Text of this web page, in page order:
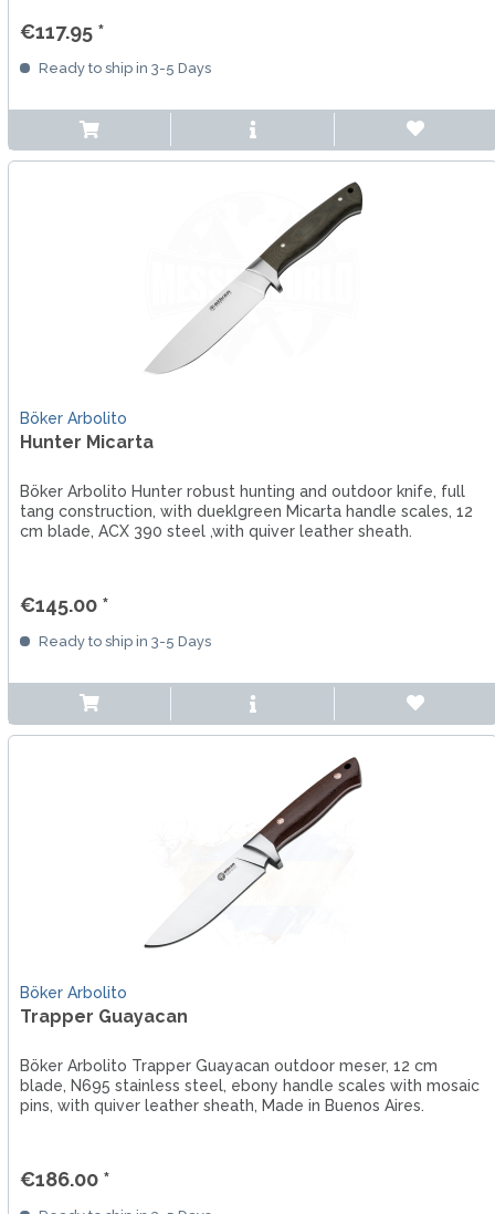
€117.95 *
Ready to ship in 3-5 Days
Böker Arbolito
Hunter Micarta
Böker Arbolito Hunter robust hunting and outdoor knife, full
tang construction, with dueklgreen Micarta handle scales, 12
cm blade, ACX 390 steel ,with quiver leather sheath.
€145.00 *
Ready to ship in 3-5 Days
Böker Arbolito
Trapper Guayacan
Böker Arbolito Trapper Guayacan outdoor meser, 12 cm
blade, N695 stainless steel, ebony handle scales with mosaic
pins, with quiver leather sheath, Made in Buenos Aires.
€186.00 *